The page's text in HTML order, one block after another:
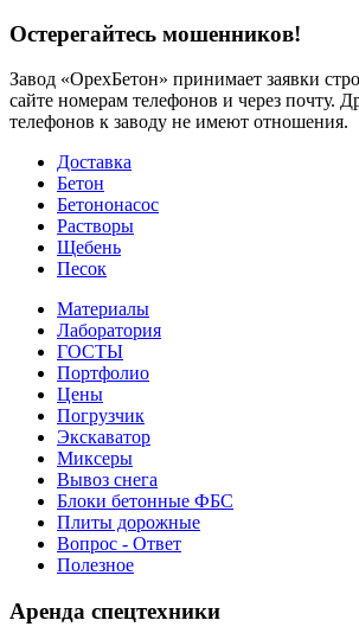
Остерегайтесь мошенников!
Завод «ОрехБетон» принимает заявки
сайте номерам телефонов и через почту.
телефонов к заводу не имеют отношения.
Доставка
Бетон
Бетононасос
Растворы
Щебень
Песок
Материалы
Лаборатория
ГОСТЫ
Портфолио
Цены
Погрузчик
Экскаватор
Миксеры
Вывоз снега
Блоки бетонные ФБС
Плиты дорожные
Вопрос - Ответ
Полезное
Аренда спецтехники